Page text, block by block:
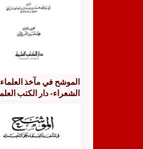
الموشح في مآخذ
الشعراء- دار الكتب